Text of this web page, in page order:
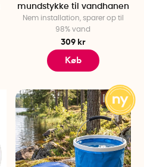
mundstykke til vandhanen
Nem installation, sparer op til
98% vand
309 kr
Køb